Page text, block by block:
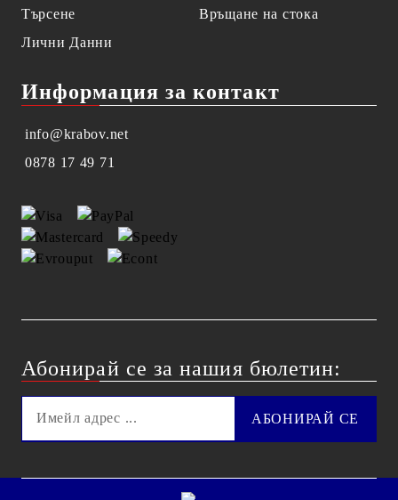
Търсене
Лични Данни
Връщане на стока
Информация за контакт
info@krabov.net
0878 17 49 71
Абонирай се за нашия бюлетин: